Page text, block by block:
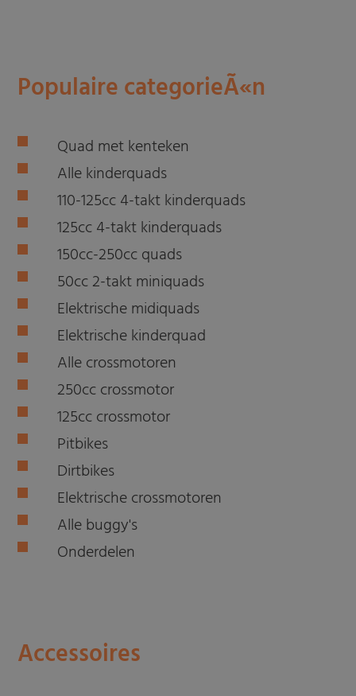
Populaire categorieÃ«n
Quad met kenteken
Alle kinderquads
110-125cc 4-takt kinderquads
125cc 4-takt kinderquads
150cc-250cc quads
50cc 2-takt miniquads
Elektrische midiquads
Elektrische kinderquad
Alle crossmotoren
250cc crossmotor
125cc crossmotor
Pitbikes
Dirtbikes
Elektrische crossmotoren
Alle buggy's
Onderdelen
Accessoires